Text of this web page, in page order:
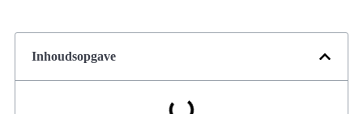
Inhoudsopgave